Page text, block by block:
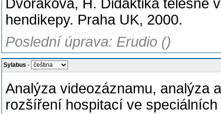
Dvořáková, H. Didaktika tělesné
hendikepy. Praha UK, 2000.
Poslední úprava: Erudio ()
Sylabus -
Analýza videozáznamu, analýza
rozšíření hospitací ve